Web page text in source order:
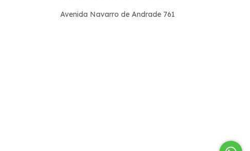
Avenida Navarro de Andrade 761